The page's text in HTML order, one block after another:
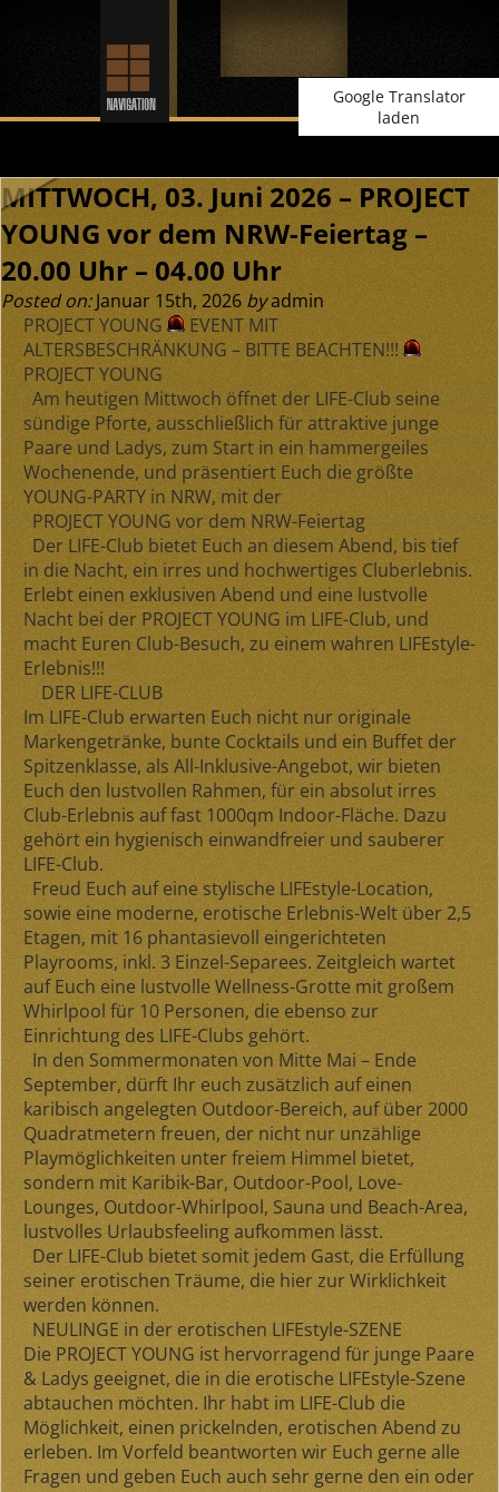
Google Translator
laden
MITTWOCH, 03. Juni 2026 – PROJECT
YOUNG vor dem NRW-Feiertag –
20.00 Uhr – 04.00 Uhr
Posted on:Januar 15th, 2026 byadmin
PROJECT YOUNG
EVENT MIT
ALTERSBESCHRÄNKUNG – BITTE BEACHTEN!!!
PROJECT YOUNG
Am heutigen Mittwoch öffnet der LIFE-Club seine
sündige Pforte, ausschließlich für attraktive junge
Paare und Ladys, zum Start in ein hammergeiles
Wochenende, und präsentiert Euch die größte
YOUNG-PARTY in NRW, mit der
PROJECT YOUNG vor dem NRW-Feiertag
Der LIFE-Club bietet Euch an diesem Abend, bis tief
in die Nacht, ein irres und hochwertiges Cluberlebnis.
Erlebt einen exklusiven Abend und eine lustvolle
Nacht bei der PROJECT YOUNG im LIFE-Club, und
macht Euren Club-Besuch, zu einem wahren LIFEstyle-
Erlebnis!!!
DER LIFE-CLUB
Im LIFE-Club erwarten Euch nicht nur originale
Markengetränke, bunte Cocktails und ein Buffet der
Spitzenklasse, als All-Inklusive-Angebot, wir bieten
Euch den lustvollen Rahmen, für ein absolut irres
Club-Erlebnis auf fast 1000qm Indoor-Fläche. Dazu
gehört ein hygienisch einwandfreier und sauberer
LIFE-Club.
Freud Euch auf eine stylische LIFEstyle-Location,
sowie eine moderne, erotische Erlebnis-Welt über 2,5
Etagen, mit 16 phantasievoll eingerichteten
Playrooms, inkl. 3 Einzel-Separees. Zeitgleich wartet
auf Euch eine lustvolle Wellness-Grotte mit großem
Whirlpool für 10 Personen, die ebenso zur
Einrichtung des LIFE-Clubs gehört.
In den Sommermonaten von Mitte Mai – Ende
September, dürft Ihr euch zusätzlich auf einen
karibisch angelegten Outdoor-Bereich, auf über 2000
Quadratmetern freuen, der nicht nur unzählige
Playmöglichkeiten unter freiem Himmel bietet,
sondern mit Karibik-Bar, Outdoor-Pool, Love-
Lounges, Outdoor-Whirlpool, Sauna und Beach-Area,
lustvolles Urlaubsfeeling aufkommen lässt.
Der LIFE-Club bietet somit jedem Gast, die Erfüllung
seiner erotischen Träume, die hier zur Wirklichkeit
werden können.
NEULINGE in der erotischen LIFEstyle-SZENE
Die PROJECT YOUNG ist hervorragend für junge Paare
& Ladys geeignet, die in die erotische LIFEstyle-Szene
abtauchen möchten. Ihr habt im LIFE-Club die
Möglichkeit, einen prickelnden, erotischen Abend zu
erleben. Im Vorfeld beantworten wir Euch gerne alle
Fragen und geben Euch auch sehr gerne den ein oder